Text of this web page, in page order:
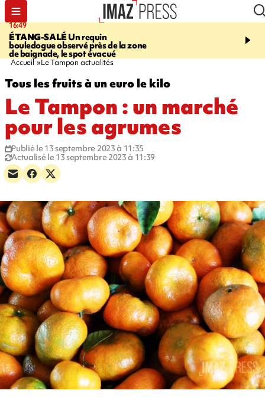
16:49
ÉTANG-SALÉUn requin
bouledogue observé près de la zone
de baignade, le spot évacué
20:27
Contrôles
infractions relevées, 9
Accueil Le Tampon actualités
Tous les fruits à un euro le kilo
Le Tampon : un marché
pour les agrumes
Publié le 13 septembre 2023 à 11:35
Actualisé le 13 septembre 2023 à 11:39